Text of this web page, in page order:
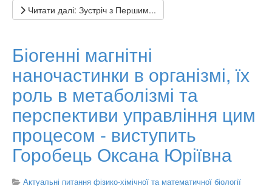
Читати далі: Зустріч з Першим...
Біогенні магнітні
наночастинки в організмі, їх
роль в метаболізмі та
перспективи управління цим
процесом - виступить
Горобець Оксана Юріївна
Актуальні питання фізико-хімічної та математичної біології